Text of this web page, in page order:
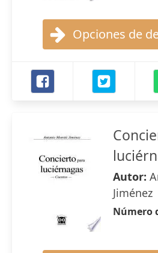
Opciones de
Autor:
Jiménez
Número